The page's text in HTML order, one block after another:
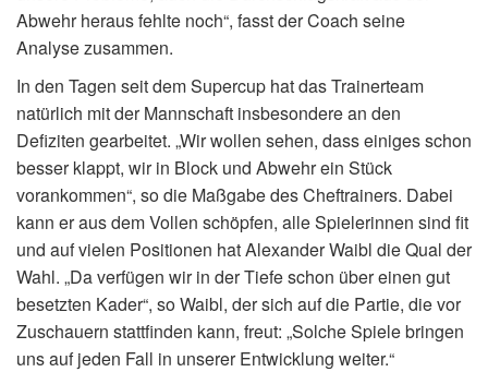
Abwehr heraus fehlte noch“, fasst der Coach seine
Analyse zusammen.
In den Tagen seit dem Supercup hat das Trainerteam
natürlich mit der Mannschaft insbesondere an den
Defiziten gearbeitet. „Wir wollen sehen, dass einiges schon
besser klappt, wir in Block und Abwehr ein Stück
vorankommen“, so die Maßgabe des Cheftrainers. Dabei
kann er aus dem Vollen schöpfen, alle Spielerinnen sind fit
und auf vielen Positionen hat Alexander Waibl die Qual der
Wahl. „Da verfügen wir in der Tiefe schon über einen gut
besetzten Kader“, so Waibl, der sich auf die Partie, die vor
Zuschauern stattfinden kann, freut: „Solche Spiele bringen
uns auf jeden Fall in unserer Entwicklung weiter.“